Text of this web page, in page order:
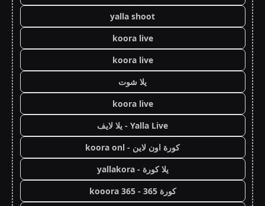
yalla shoot
koora live
koora live
يلا شوت
koora live
Yalla Live - يلا لايف
كورة اون لاين - koora onl
يلا كورة - yallakora
كورة 365 - kooora 365